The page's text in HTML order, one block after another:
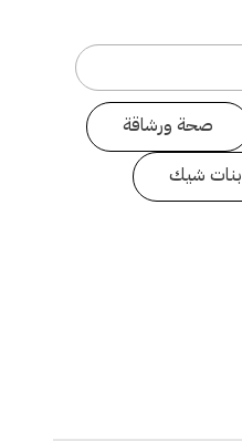
صحة ورشاقة
بنات شيك